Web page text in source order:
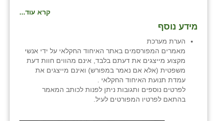
קרא עוד...
מידע נוסף
הערת מערכת
מאמרים המפורסמים באתר האיחוד החקלאי על ידי אנשי
מקצוע מייצגים את דעתם בלבד, אינם מהווים חוות דעת
משפטית (אלא אם נאמר במפורש) ואינם מייצגים את
עמדת תנועת האיחוד החקלאי .
לפרטים נוספים ותגובות ניתן לפנות לכותב המאמר
בהתאם לפרטיו המפורטים לעיל.
שדה ורבורג
שדה צבי
תלמי יוסף